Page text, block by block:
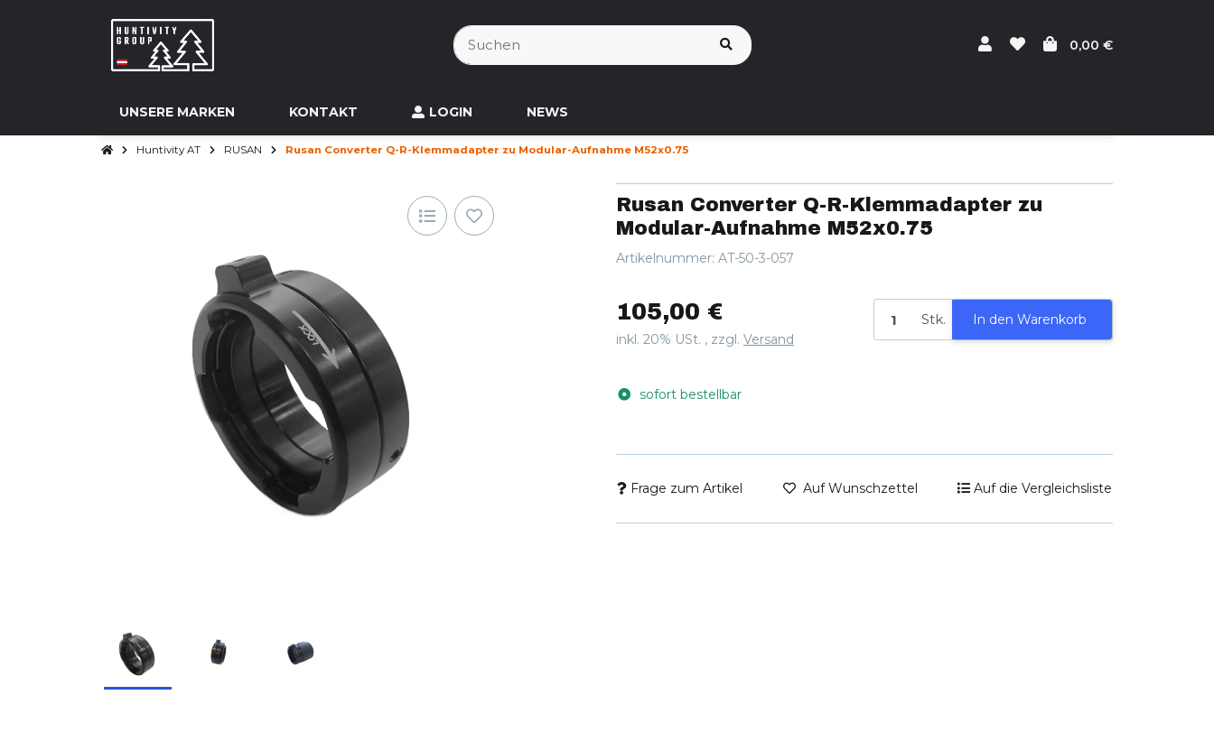
0,00 €
UNSERE MARKEN KONTAKT LOGIN NEWS
Huntivity AT RUSAN Rusan Converter Q-R-Klemmadapter zu Modular-Aufnahme M52x0.75
Rusan Converter Q-R-Klemmadapter zu
Modular-Aufnahme M52x0.75
Artikelnummer: AT-50-3-057
105,00 €
inkl. 20% USt. , zzgl. Versand
sofort bestellbar
Stk. In den Warenkorb
Frage zum Artikel Auf Wunschzettel Auf die Vergleichsliste